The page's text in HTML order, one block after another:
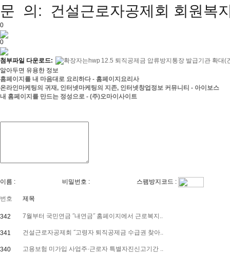
문 의: 건설근로자공제회 회원복
0
0
첨부파일 다운로드:
12.5 퇴직공제금 압류방지통장 발급기관 확대(
알아두면 유용한 정보
홈페이지를 내 마음대로 요리하다 - 홈페이지요리사
온라인마케팅의 귀재, 인터넷마케팅의 지존, 인터넷창업정보 커뮤니티 - 아이보스
내 홈페이지를 만드는 정성으로 - (주)오마이사이트
이름 : 비밀번호 : 스팸방지코드 :
번호 제목
342 7월부터 국민연금 ˝내연금˝ 홈페이지에서 근로복지..
341 건설근로자공제회 ˝고령자 퇴직공제금 수급권 찾아..
340 고용보험 미가입 사업주·근로자 특별자진신고기간 ..